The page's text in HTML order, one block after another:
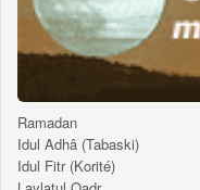
Ramadan
Idul Adhâ (Tabaski)
Idul Fitr (Korité)